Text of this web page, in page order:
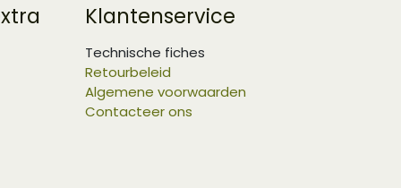
Klantenservice
Technische fiches
Retourbeleid
Algemene voorwaarden
Contacteer ons